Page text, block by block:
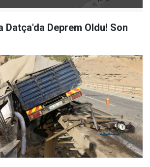
Datça'da Deprem Oldu! Son